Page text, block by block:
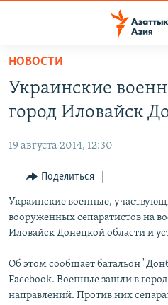
Вернуться
основному
содержанию
Вернутся
навигации
Вернутся
поиску
КАЗАХСТАН
УЗБЕКИСТАН
ТАДЖИКИСТАН
НОВОСТИ
ВОЙНА В УКРАИНЕ
НА ДРУГИХ ЯЗЫКАХ
ҚАЗАҚША
КЫРГЫЗЧА
ЎЗБЕКЧА
TÜRKMENÇE
Все сайты РСЕ/РС
НОВОСТИ
Украинские
город Иловайск
19 августа 2014, 12:30
Поделиться
Украинские военные,
вооруженных сепаратистов на
Иловайск Донецкой области и
Об этом сообщает батальон
Facebook. Военные зашли в
направлений. Против них